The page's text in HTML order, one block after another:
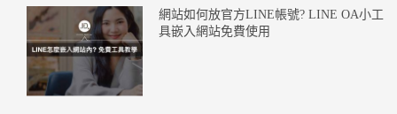
網站如何放官方LINE帳號? LINE OA小工
具嵌入網站免費使用